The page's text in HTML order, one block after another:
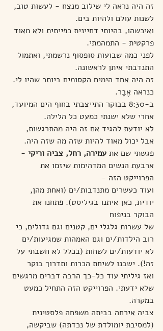
זה היה נראה לי שילוב מנצח - לעשות טוב,
לשנות עולם ולהיות בים.
ואיכשהו, בהיותי דחיינית כפייתית ולא מאוד
פרקטית - התמהמתי.
לפני כמה שבועות סופסוף נרשמתי, ואתמול
התנדבתי איתן לראשונה.
זה היה אחד הימים הקסומים ביותר שהיו לי.
כנראה אֶבֶר.
ב-8:30 בבוקר התייצבתי בחוף הים המיועד,
אחרי שלא ישנתי כמעט כל הלילה.
לא יודעת להגיד אם זה היה מהתרגשות,
אבל יכול מאוד להיות שזה מה שזה היה.
פגשתי שם את עמירה, רחל, צביה וריקי -
ארבעת הנשים המדהימות שיזמו את
הפרוייקט הזה -
ועוד כעשרים מתנדבות/ים (ואחת מהן,
יודית, כאן איתנו בגיליסט). פתחנו את
הבוקר בניפוח
של עשרות גלגלי ים, קטנים וגם גדולים, כי
רוב הילדות/ים וגם האמהות שמגיעות/ים
לא יודעות/ים לשחות (בכלל לא חשבתי על
זה!). ישבנו לשיחת הכרות ותדרוך בוקר
ואז גיליתי עוד כל-כך הרבה דברים מרגשים
שלא ידעתי. הפרוייקט הזה התחיל כמעט
במקרה.
צביה אירחה בביתה משפחה פלסטינית
(למסיבת יומולדת של נכדתה) שביקשה,